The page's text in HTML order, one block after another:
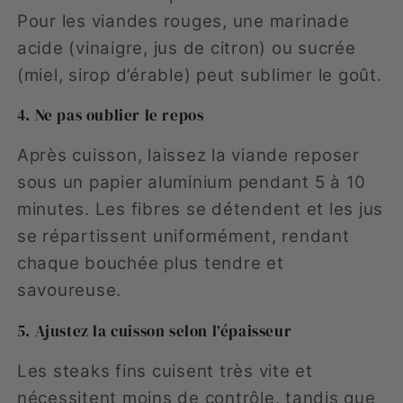
Pour les viandes rouges, une marinade
acide (vinaigre, jus de citron) ou sucrée
(miel, sirop d’érable) peut sublimer le goût.
4. Ne pas oublier le repos
Après cuisson, laissez la viande reposer
sous un papier aluminium pendant 5 à 10
minutes. Les fibres se détendent et les jus
se répartissent uniformément, rendant
chaque bouchée plus tendre et
savoureuse.
5. Ajustez la cuisson selon l’épaisseur
Les steaks fins cuisent très vite et
nécessitent moins de contrôle, tandis que